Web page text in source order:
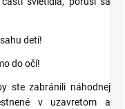
detí!
do očí!
ste zabránili náhodnej
v uzavretom a